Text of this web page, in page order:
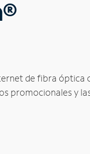
de fibra óptica
promocionales y